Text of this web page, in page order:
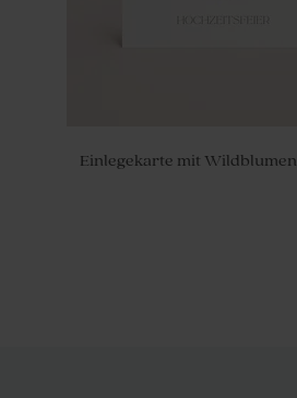
Einlegekarte mit Wildblumen